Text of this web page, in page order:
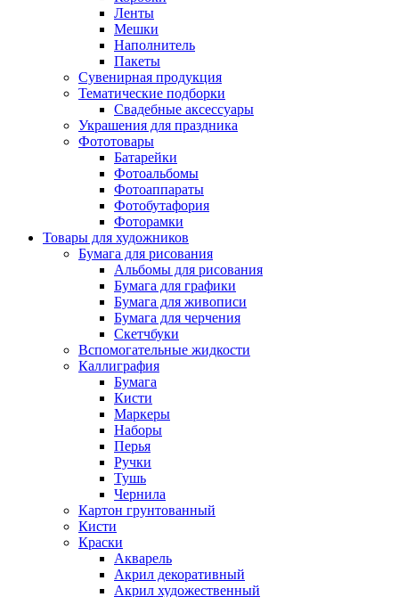
Ленты
Мешки
Наполнитель
Пакеты
Сувенирная продукция
Тематические подборки
Свадебные аксессуары
Украшения для праздника
Фототовары
Батарейки
Фотоальбомы
Фотоаппараты
Фотобутафория
Фоторамки
Товары для художников
Бумага для рисования
Альбомы для рисования
Бумага для графики
Бумага для живописи
Бумага для черчения
Скетчбуки
Вспомогательные жидкости
Каллиграфия
Бумага
Кисти
Маркеры
Наборы
Перья
Ручки
Тушь
Чернила
Картон грунтованный
Кисти
Краски
Акварель
Акрил декоративный
Акрил художественный